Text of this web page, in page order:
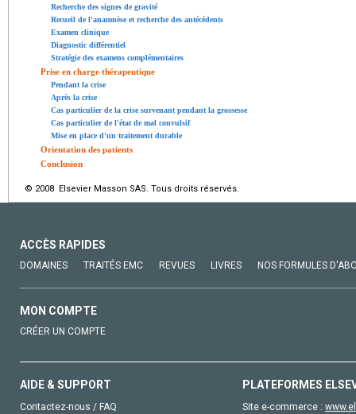
Recherche des signes de gravité
Recueil de l'anamnèse et recherche des antécédents
Examen clinique
Diagnostic différentiel
Stratégie des examens complémentaires
Prise en charge thérapeutique
Pendant la crise
Après la crise
Cas particulier de la crise survenant pendant la grossesse
Cas particulier de l'état de mal convulsif
Mise en place d'un traitement durable
Orientation des patients
Conclusion
© 2008 Elsevier Masson SAS. Tous droits réservés.
ACCÈS RAPIDES
DOMAINES TRAITÉS EMC REVUES LIVRES NOS FORMULES
MON COMPTE
CRÉER UN COMPTE
AIDE & SUPPORT
Contactez-nous / FAQ
PLATEFORMES
Site e-commerce :